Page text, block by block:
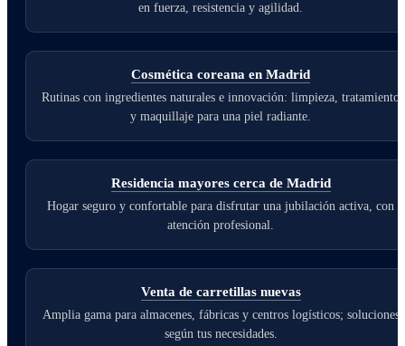
en fuerza, resistencia y agilidad.
Cosmética coreana en Madrid
Rutinas con ingredientes naturales e innovación: limpieza, tratamiento
y maquillaje para una piel radiante.
Residencia mayores cerca de Madrid
Hogar seguro y confortable para disfrutar una jubilación activa, con
atención profesional.
Venta de carretillas nuevas
Amplia gama para almacenes, fábricas y centros logísticos; soluciones
según tus necesidades.